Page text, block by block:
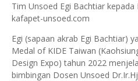
Tim Unsoed Egi Bachtiar kepada
kafapet-unsoed.com
Egi (sapaan akrab Egi Bachtiar)
Medal of KIDE Taiwan
Design Expo) tahun 2022
bimbingan Dosen Unsoed